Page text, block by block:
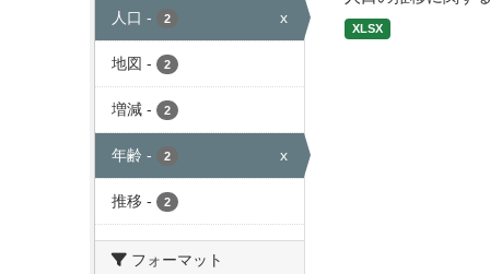
人口 - 2 x
地図 - 2
増減 - 2
年齢 - 2 x
推移 - 2
フォーマット
XLSX